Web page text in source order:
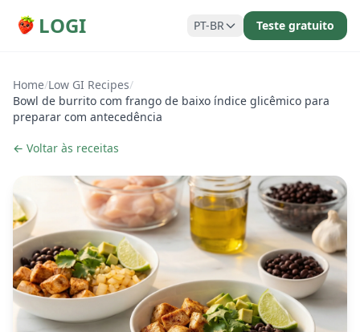
LOGI PT-BR Teste gratuito
Home/Low GI Recipes/
Bowl de burrito com frango de baixo índice glicêmico para
preparar com antecedência
← Voltar às receitas